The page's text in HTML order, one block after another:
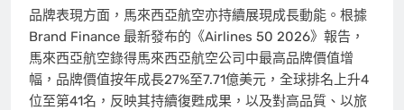
品牌表現方面，馬來西亞航空亦持續展現成長動能。根據
Brand Finance 最新發布的《Airlines 50 2026》報告，
馬來西亞航空錄得馬來西亞航空公司中最高品牌價值增
幅，品牌價值按年成長27%至7.71億美元，全球排名上升4
位至第41名，反映其持續復甦成果，以及對高品質、以旅